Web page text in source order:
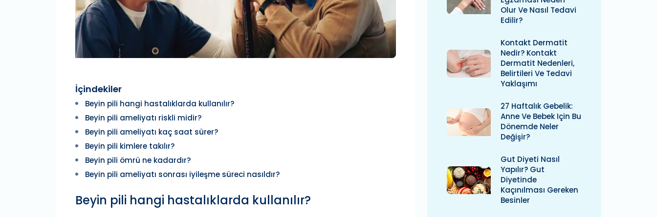
İçindekiler
Beyin pili hangi hastalıklarda kullanılır?
Beyin pili ameliyatı riskli midir?
Beyin pili ameliyatı kaç saat sürer?
Beyin pili kimlere takılır?
Beyin pili ömrü ne kadardır?
Beyin pili ameliyatı sonrası iyileşme süreci nasıldır?
Beyin pili hangi hastalıklarda kullanılır?
Olur Ve Nasıl Tedavi
Edilir?
Kontakt Dermatit
Nedir? Kontakt
Dermatit Nedenleri,
Belirtileri Ve Tedavi
Yaklaşımı
27 Haftalık Gebelik:
Anne Ve Bebek Için Bu
Dönemde Neler
Değişir?
Gut Diyeti Nasıl
Yapılır? Gut
Diyetinde
Kaçınılması Gereken
Besinler